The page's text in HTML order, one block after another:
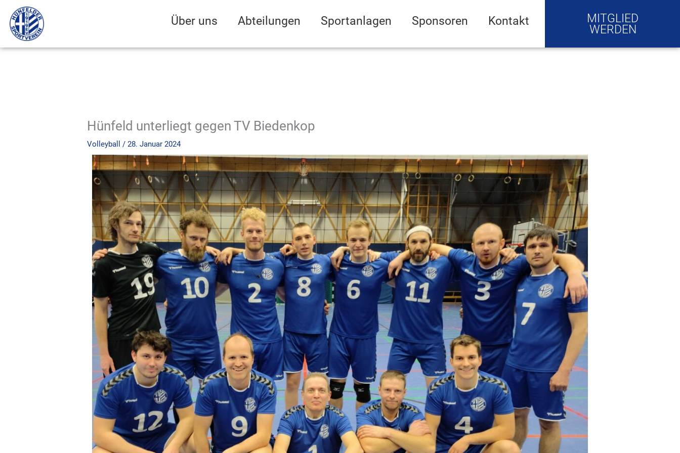
Inhalt
springen
Über uns Abteilungen Sportanlagen Sponsoren Kontakt
MITGLIED
WERDEN
Hünfeld unterliegt gegen TV Biedenkop
Volleyball /28. Januar 2024